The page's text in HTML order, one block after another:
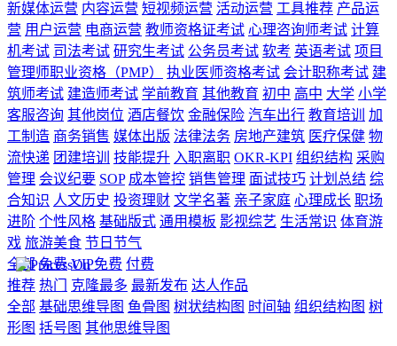
新媒体运营 内容运营 短视频运营 活动运营 工具推荐 产品运
营 用户运营 电商运营 教师资格证考试 心理咨询师考试 计算
机考试 司法考试 研究生考试 公务员考试 软考 英语考试 项目
管理师职业资格（PMP）
执业医师资格考试 会计职称考试 建
筑师考试 建造师考试 学前教育 其他教育 初中 高中 大学 小学
客服咨询 其他岗位 酒店餐饮 金融保险 汽车出行 教育培训
加
工制造 商务销售 媒体出版 法律法务 房地产建筑 医疗保健 物
流快递 团建培训 技能提升 入职离职 OKR-KPI 组织结构 采购
管理 会议纪要 SOP 成本管控 销售管理 面试技巧 计划总结 综
合知识 人文历史 投资理财 文学名著 亲子家庭 心理成长 职场
进阶 个性风格 基础版式 通用模板 影视综艺 生活常识 体育游
戏 旅游美食 节日节气
全部 免费 VIP免费 付费
推荐 热门 克隆最多 最新发布 达人作品
全部 基础思维导图 鱼骨图 树状结构图 时间轴 组织结构图 树
形图 括号图 其他思维导图